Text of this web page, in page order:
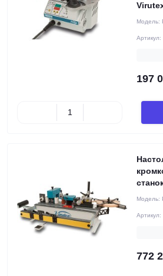
Модель:
Артикул:
197
Модель:
Артикул:
772